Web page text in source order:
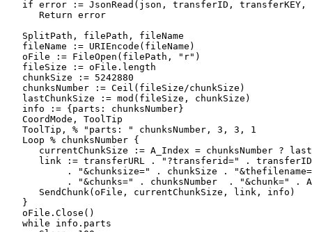
if error := JsonRead(json, transferID, transferKEY,
      Return error
   SplitPath, filePath, fileName
   fileName := URIEncode(fileName)
   oFile := FileOpen(filePath, "r")
   fileSize := oFile.length
   chunkSize := 5242880
   chunksNumber := Ceil(fileSize/chunkSize)
   lastChunkSize := mod(fileSize, chunkSize)
   info := {parts: chunksNumber}
   CoordMode, ToolTip
   ToolTip, % "parts: " chunksNumber, 3, 3, 1
   Loop % chunksNumber {
currentChunkSize := A_Index = chunksNumber ?
link := transferURL . "?transferid=" .
. "&chunksize=" . chunkSize .
. "&chunks=" . chunksNumber  . "&chunk=" .
      SendChunk(oFile, currentChunkSize, link, info)
   }
   oFile.Close()
   while info.parts